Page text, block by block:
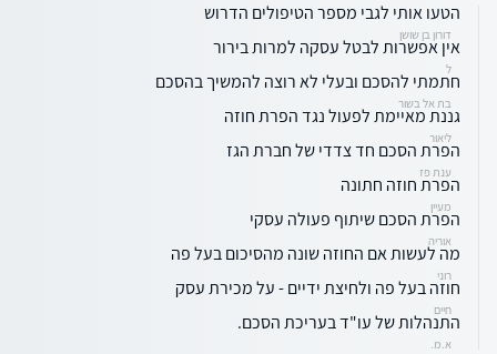
הטעו אותי לגבי מספר הטיפולים הדרוש
דורון בן שושן
אין אפשרות לבטל עסקה למרות בירור
ל
חתמתי להסכם ובעלי לא רוצה להמשיך בהסכם
בת אל בשור
גננת מאיימת לפעול נגד הפרת חוזה
ליאור
הפרת הסכם חד צדדי של חברת הגז
ענת פז
הפרת חוזה חתונה
מעיין
הפרת הסכם שיתוף פעולה עסקי
אוריה
מה לעשות אם החוזה שונה מהסיכום בעל פה
רוני
חוזה בעל פה ולחיצת ידיים - על מכירת עסק
חיים
התנהלות של עו"ד בעריכת הסכם.
א.מ.